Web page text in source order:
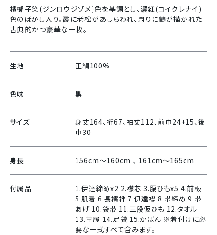
檳榔子染(ジンロウジゾメ)色を基調とし、濃紅(コイクレナイ)
色のぼかし入り。霞に老松があしらわれ、周りに鶴が描かれた
古典的かつ豪華な一枚。
生地 正絹100%
色味 黒
サイズ
身丈164、裄67、袖丈112、前巾24+15、後
巾30
身長 156cm〜160cm 、 161cm〜165cm
付属品
1.伊達締めx2 2.襟芯 3.腰ひもx5 4.前板
5.肌着 6.長襦袢 7.伊達襟 8.帯締め 9.帯
あげ 10.袋帯 11.三段仮ひも 12.タオル
13.草履 14.足袋 15.かばん ※着付けに必
要な一式すべて含みます。